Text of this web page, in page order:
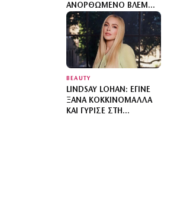
ΑΝΟΡΘΩΜΈΝΟ ΒΛΈΜΜΑ
ΜΕ ΜΙΑ ΚΊΝΗΣΗ: EYE LIFT
EFFECT
BEAUTY
LINDSAY LOHAN: ΈΓΙΝΕ
ΞΑΝΆ ΚΟΚΚΙΝΟΜΆΛΛΑ
ΚΑΙ ΓΎΡΙΣΕ ΣΤΗ